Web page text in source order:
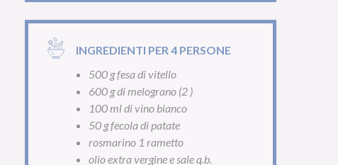
INGREDIENTI PER 4 PERSONE
500 g fesa di vitello
600 g di melograno (2 )
100 ml di vino bianco
50 g fecola di patate
rosmarino 1 rametto
olio extra vergine e sale q.b.